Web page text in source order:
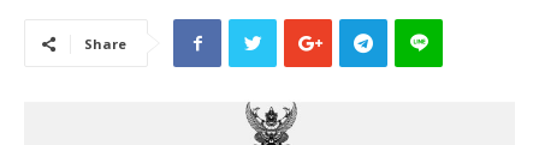
Share